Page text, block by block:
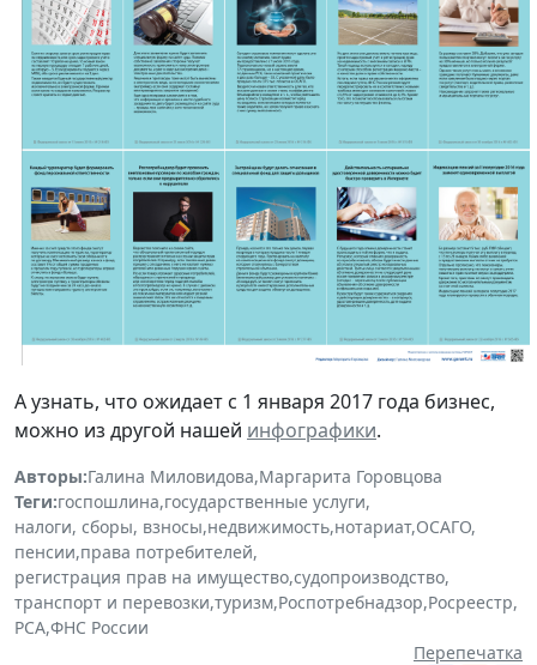
А узнать, что ожидает с 1 января 2017 года бизнес,
можно из другой нашей инфографики.
Авторы:Галина Миловидова,Маргарита Горовцова
Теги:госпошлина,государственные услуги,
налоги, сборы, взносы,недвижимость,нотариат,ОСАГО,
пенсии,права потребителей,
регистрация прав на имущество,судопроизводство,
транспорт и перевозки,туризм,Роспотребнадзор,Росреестр,
РСА,ФНС России
Перепечатка